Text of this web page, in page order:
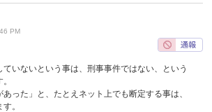
PM
ていないという事は、刑事事件ではない、という
あった」と、たとえネット上でも断定する事は、
。